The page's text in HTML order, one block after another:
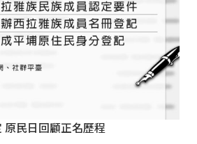
民日回顧正名歷程